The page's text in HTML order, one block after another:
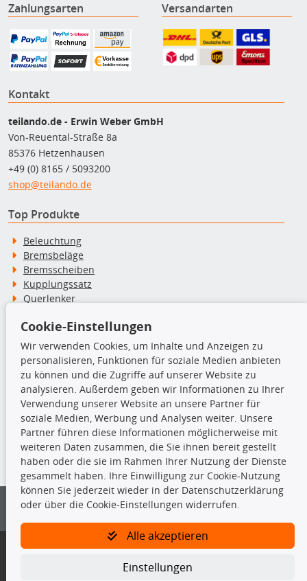
Zahlungsarten Versandarten
Kontakt
teilando.de - Erwin Weber GmbH
Von-Reuental-Straße 8a
85376 Hetzenhausen
+49 (0) 8165 / 5093200
shop@teilando.de
Top Produkte
Beleuchtung
Bremsbeläge
Bremsscheiben
Kupplungssatz
Querlenker
Stoßdämpfer
TecDoc Inside
Die hier angezeigten Daten insbesondere die gesamte Datenbank dürfen
nicht kopiert werden.
Es ist zu unterlassen, die Daten oder die gesamte Datenbank ohne
vorherige Zustimmung von TecDoc zu vervielfältigen, zu verbreiten
und/oder diese Handlungen durch Dritte ausführen zu lassen. Ein
Bitte prüfen Sie, ob das über unseren Onlineshop identifizierte Ersatzteil
Gegebenenfalls sind ergänzende Informationen notwendig, um
Cookie-Einstellungen
Wir verwenden Cookies, um Inhalte und Anzeigen zu
personalisieren, Funktionen für soziale Medien anbieten
zu können und die Zugriffe auf unserer Website zu
analysieren. Außerdem geben wir Informationen zu Ihrer
Verwendung unserer Website an unsere Partner für
soziale Medien, Werbung und Analysen weiter. Unsere
Partner führen diese Informationen möglicherweise mit
weiteren Daten zusammen, die Sie ihnen bereit gestellt
haben oder die sie im Rahmen Ihrer Nutzung der Dienste
gesammelt haben. Ihre Einwilligung zur Cookie-Nutzung
können Sie jederzeit wieder in der Datenschutzerklärung
oder über die Cookie-Einstellungen widerrufen.
Alle akzeptieren
Einstellungen